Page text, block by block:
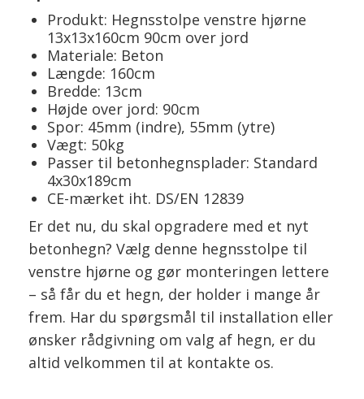
Produkt: Hegnsstolpe venstre hjørne
13x13x160cm 90cm over jord
Materiale: Beton
Længde: 160cm
Bredde: 13cm
Højde over jord: 90cm
Spor: 45mm (indre), 55mm (ytre)
Vægt: 50kg
Passer til betonhegnsplader: Standard
4x30x189cm
CE-mærket iht. DS/EN 12839
Er det nu, du skal opgradere med et nyt
betonhegn? Vælg denne hegnsstolpe til
venstre hjørne og gør monteringen lettere
– så får du et hegn, der holder i mange år
frem. Har du spørgsmål til installation eller
ønsker rådgivning om valg af hegn, er du
altid velkommen til at kontakte os.